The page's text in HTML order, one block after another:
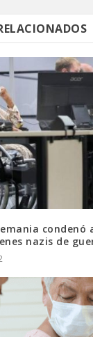
condenó
nazis de